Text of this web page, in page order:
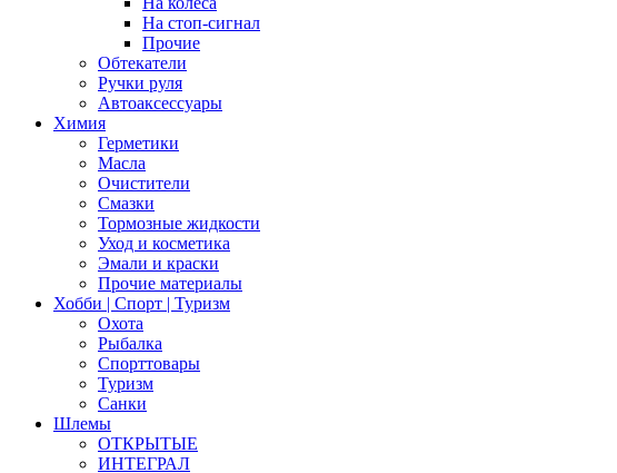
На стоп-сигнал
Прочие
Обтекатели
Ручки руля
Автоаксессуары
Химия
Герметики
Масла
Очистители
Смазки
Тормозные жидкости
Уход и косметика
Эмали и краски
Прочие материалы
Хобби | Cпорт | Туризм
Охота
Рыбалка
Спорттовары
Туризм
Санки
Шлемы
ОТКРЫТЫЕ
ИНТЕГРАЛ